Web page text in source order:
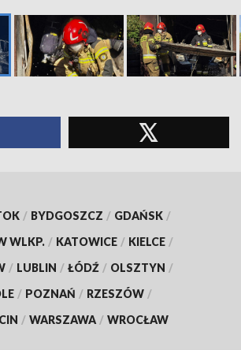
/ BYDGOSZCZ / GDAŃSK /
WLKP. / KATOWICE / KIELCE /
/ LUBLIN / ŁÓDŹ / OLSZTYN /
/ POZNAŃ / RZESZÓW /
/ WARSZAWA / WROCŁAW